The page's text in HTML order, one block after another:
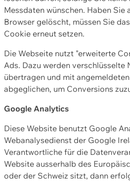
Messdaten wünschen. Haben Sie
Browser gelöscht, müssen Sie
Cookie erneut setzen.
Die Webseite nutzt "erweiterte
Ads. Dazu werden verschlüsselte
übertragen und mit
abgeglichen, um Conversions
Google Analytics
Diese Website benutzt Google
Webanalysedienst der Google
Verantwortliche für die
Website ausserhalb des
oder der Schweiz sitzt, dann